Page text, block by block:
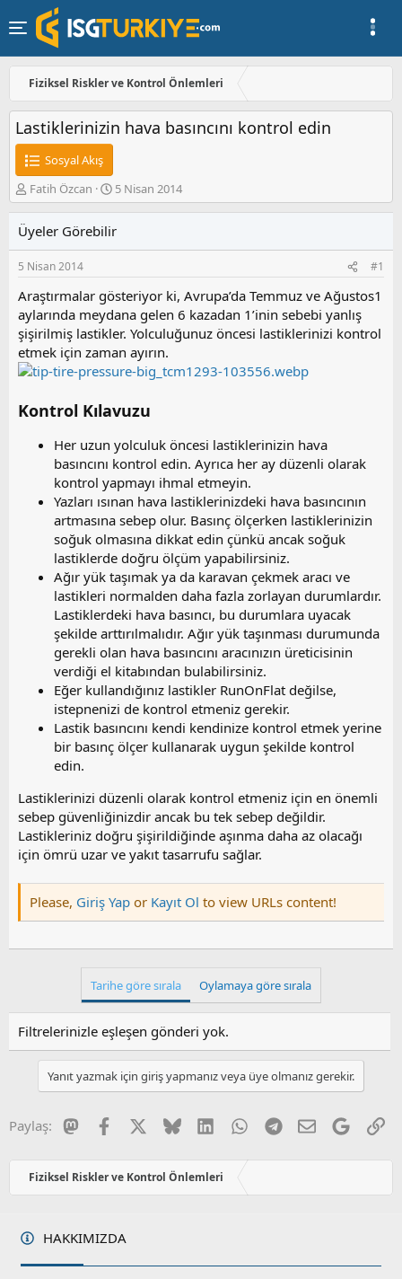
Fiziksel Riskler ve Kontrol Önlemleri
Lastiklerinizin hava basıncını kontrol edin
Sosyal Akış
K
o
u
y
u
a
ş
l
a
t
a
Fatih Özcan
B
a
l
a
ı
ç
t
a
r
i
i
5 Nisan 2014
Üyeler Görebilir
5 Nisan 2014 #1
Araştırmalar gösteriyor ki, Avrupa’da Temmuz ve Ağustos1
aylarında meydana gelen 6 kazadan 1’inin sebebi yanlış
şişirilmiş lastikler. Yolculuğunuz öncesi lastiklerinizi kontrol
etmek için zaman ayırın.
Kontrol Kılavuzu
Her uzun yolculuk öncesi lastiklerinizin hava
basıncını kontrol edin. Ayrıca her ay düzenli olarak
kontrol yapmayı ihmal etmeyin.
Yazları ısınan hava lastiklerinizdeki hava basıncının
artmasına sebep olur. Basınç ölçerken lastiklerinizin
soğuk olmasına dikkat edin çünkü ancak soğuk
lastiklerde doğru ölçüm yapabilirsiniz.
Ağır yük taşımak ya da karavan çekmek aracı ve
lastikleri normalden daha fazla zorlayan durumlardır.
Lastiklerdeki hava basıncı, bu durumlara uyacak
şekilde arttırılmalıdır. Ağır yük taşınması durumunda
gerekli olan hava basıncını aracınızın üreticisinin
verdiği el kitabından bulabilirsiniz.
Eğer kullandığınız lastikler RunOnFlat değilse,
istepnenizi de kontrol etmeniz gerekir.
Lastik basıncını kendi kendinize kontrol etmek yerine
bir basınç ölçer kullanarak uygun şekilde kontrol
edin.
Lastiklerinizi düzenli olarak kontrol etmeniz için en önemli
sebep güvenliğinizdir ancak bu tek sebep değildir.
Lastikleriniz doğru şişirildiğinde aşınma daha az olacağı
için ömrü uzar ve yakıt tasarrufu sağlar.
Please, Giriş Yap or Kayıt Ol to view URLs content!
Tarihe göre sırala Oylamaya göre sırala
Filtrelerinizle eşleşen gönderi yok.
Yanıt yazmak için giriş yapmanız veya üye olmanız gerekir.
Paylaş: MastodonFacebook BlueskyLinkedInWhatsAppTelegram
E-postaGoogle
Fiziksel Riskler ve Kontrol Önlemleri
HAKKIMIZDA